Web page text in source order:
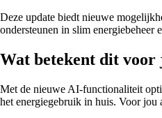
Deze update biedt nieuwe
ondersteunen in slim energiebeheer
Wat betekent dit voor
Met de nieuwe AI-functionaliteit
het energiegebruik in huis. Voor jou